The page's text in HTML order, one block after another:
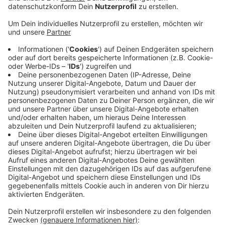
Veröffentlicht:Donnerstag, 11.07.2019 05:58
Anzeige
Nach Ansicht der Staatsanwaltschaft habe Walid S.
einen auf dem Boden liegenden 26-jährigen Mann
massiv attackiert und dabei dessen Tod in den Kauf
genommen. Schon einen Monat vorher soll er eine
Polizistin attackiert haben. Er soll sie zur Seite
gestoßen und beleidigt haben. Bei einer Verurteilung
drohen 15 Jahre Haft. Walid S. war
Hauptbeschuldigter im Fall Niklas. Dieser starb im Mai
2016 auf dem Weg nach Hause. Walid S. war mangels
Beweisen freigesprochen worden.
Anzeige